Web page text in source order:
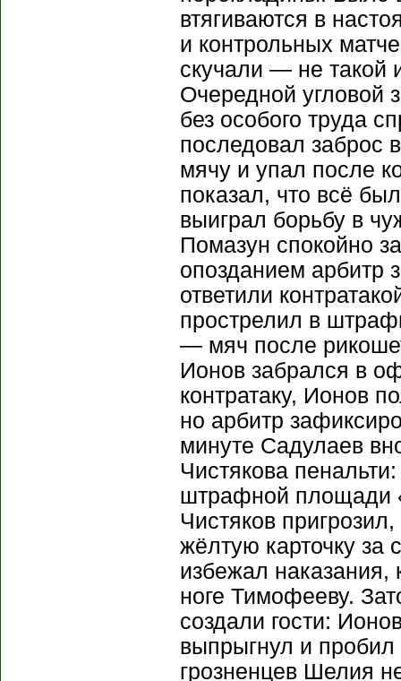
втягиваются в
и контрольных
скучали — не такой
Очередной угловой
без особого труда
последовал заброс
мячу и упал после
показал, что всё
выиграл борьбу в
Помазун спокойно
опозданием арбитр
ответили
прострелил в
— мяч после
Ионов забрался в
контратаку, Ионов
но арбитр
минуте Садулаев
Чистякова
штрафной площади
Чистяков
жёлтую карточку за
избежал наказания,
ноге Тимофееву.
создали гости:
выпрыгнул и
грозненцев Шелия